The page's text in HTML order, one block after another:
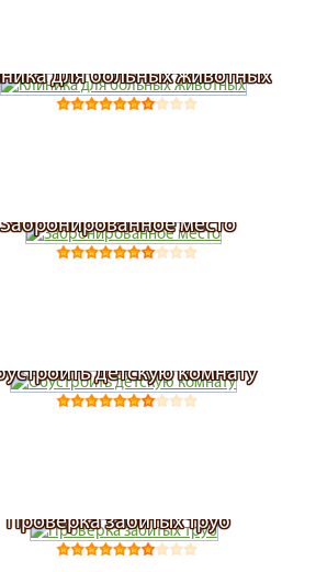
для больных животных
Забронированное место
детскую комнату
Проверка забитых труб